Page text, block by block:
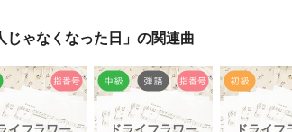
じゃなくなった日 」の関連曲